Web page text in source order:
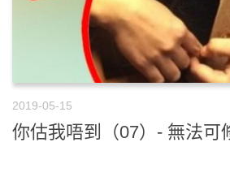
2019-05-15
你估我唔到（07）- 無法可